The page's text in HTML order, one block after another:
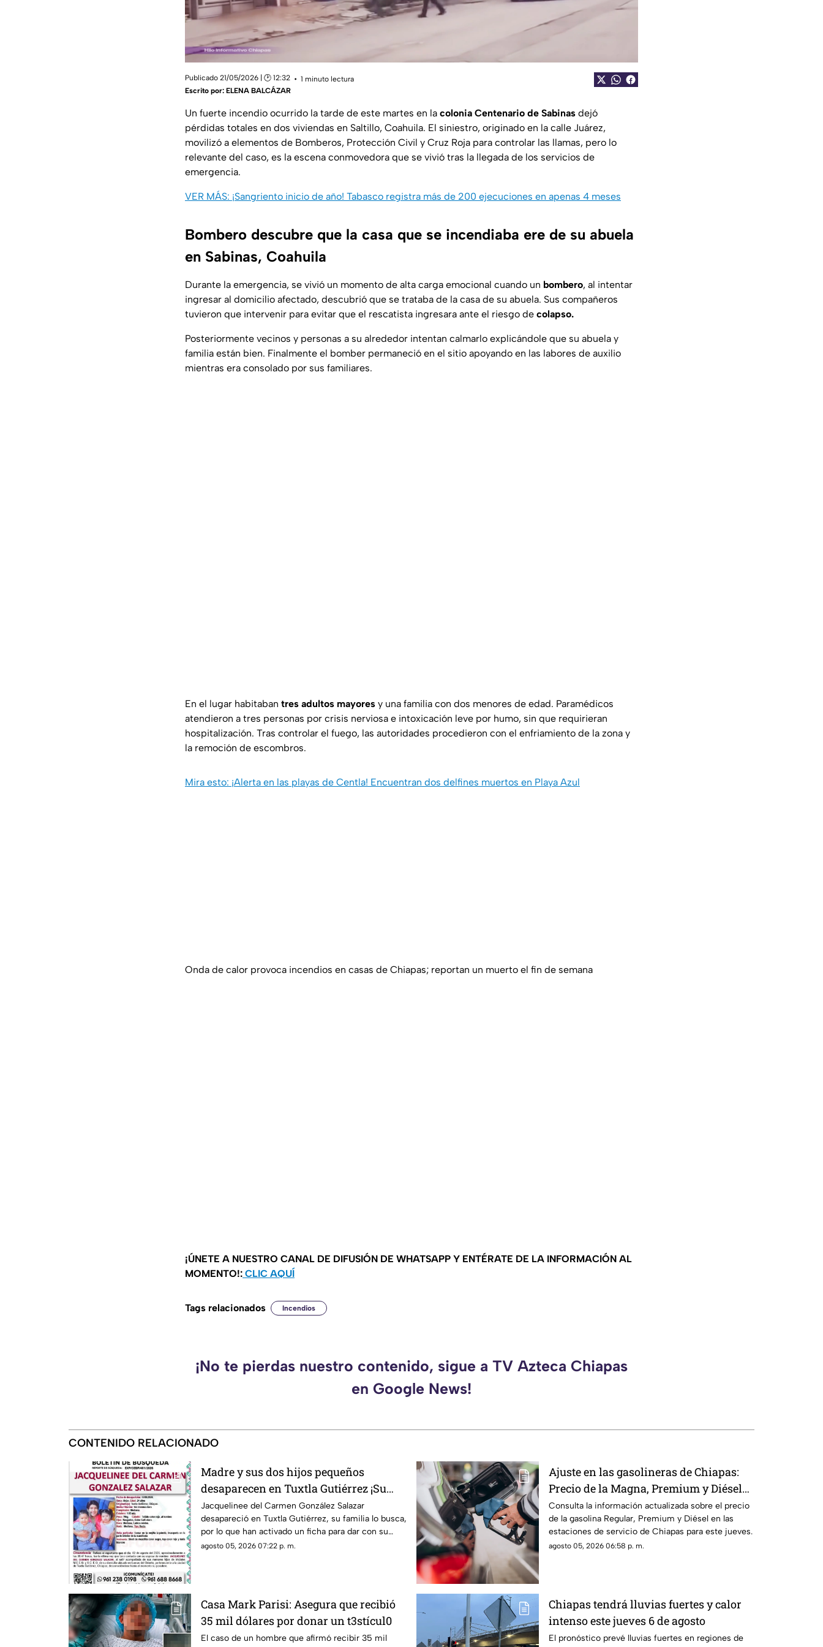
Publicado 21/05/2026 | 🕑 12:32
1 minuto lectura
Escrito por: ELENA BALCÁZAR
Un fuerte incendio ocurrido la tarde de este martes en la colonia Centenario de Sabinas dejó
pérdidas totales en dos viviendas en Saltillo, Coahuila. El siniestro, originado en la calle Juárez,
movilizó a elementos de Bomberos, Protección Civil y Cruz Roja para controlar las llamas, pero lo
relevante del caso, es la escena conmovedora que se vivió tras la llegada de los servicios de
emergencia.
VER MÁS: ¡Sangriento inicio de año! Tabasco registra más de 200 ejecuciones en apenas 4 meses
Bombero descubre que la casa que se incendiaba ere de su abuela
en Sabinas, Coahuila
Durante la emergencia, se vivió un momento de alta carga emocional cuando un bombero, al intentar
ingresar al domicilio afectado, descubrió que se trataba de la casa de su abuela. Sus compañeros
tuvieron que intervenir para evitar que el rescatista ingresara ante el riesgo de colapso.
Posteriormente vecinos y personas a su alrededor intentan calmarlo explicándole que su abuela y
familia están bien. Finalmente el bomber permaneció en el sitio apoyando en las labores de auxilio
mientras era consolado por sus familiares.
En el lugar habitaban tres adultos mayores y una familia con dos menores de edad. Paramédicos
atendieron a tres personas por crisis nerviosa e intoxicación leve por humo, sin que requirieran
hospitalización. Tras controlar el fuego, las autoridades procedieron con el enfriamiento de la zona y
la remoción de escombros.
Mira esto: ¡Alerta en las playas de Centla! Encuentran dos delfines muertos en Playa Azul
Onda de calor provoca incendios en casas de Chiapas; reportan un muerto el fin de semana
¡ÚNETE A NUESTRO CANAL DE DIFUSIÓN DE WHATSAPP Y ENTÉRATE DE LA INFORMACIÓN AL
MOMENTO!: CLIC AQUÍ
Tags relacionados Incendios
¡No te pierdas nuestro contenido, sigue a TV Azteca Chiapas
en Google News!
CONTENIDO RELACIONADO
Madre y sus dos hijos pequeños
desaparecen en Tuxtla Gutiérrez ¡Su
esposo levantó una ficha de busqueda!
Jacquelinee del Carmen González Salazar
desapareció en Tuxtla Gutiérrez, su familia lo busca,
por lo que han activado un ficha para dar con su
paradero.
agosto 05, 2026 07:22 p. m.
Ajuste en las gasolineras de Chiapas:
Precio de la Magna, Premium y Diésel
este jueves 6 de agosto
Consulta la información actualizada sobre el precio
de la gasolina Regular, Premium y Diésel en las
estaciones de servicio de Chiapas para este jueves.
agosto 05, 2026 06:58 p. m.
Casa Mark Parisi: Asegura que recibió
35 mil dólares por donar un t3stícul0
El caso de un hombre que afirmó recibir 35 mil
Chiapas tendrá lluvias fuertes y calor
intenso este jueves 6 de agosto
El pronóstico prevé lluvias fuertes en regiones de